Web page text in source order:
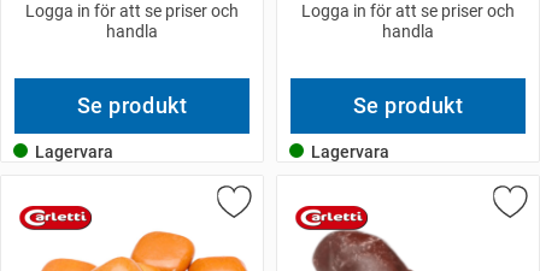
Logga in för att se priser och
handla
Se produkt
Lagervara
Logga in för att se priser och
handla
Se produkt
Lagervara